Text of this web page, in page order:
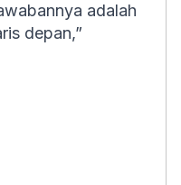
adalah
depan,”